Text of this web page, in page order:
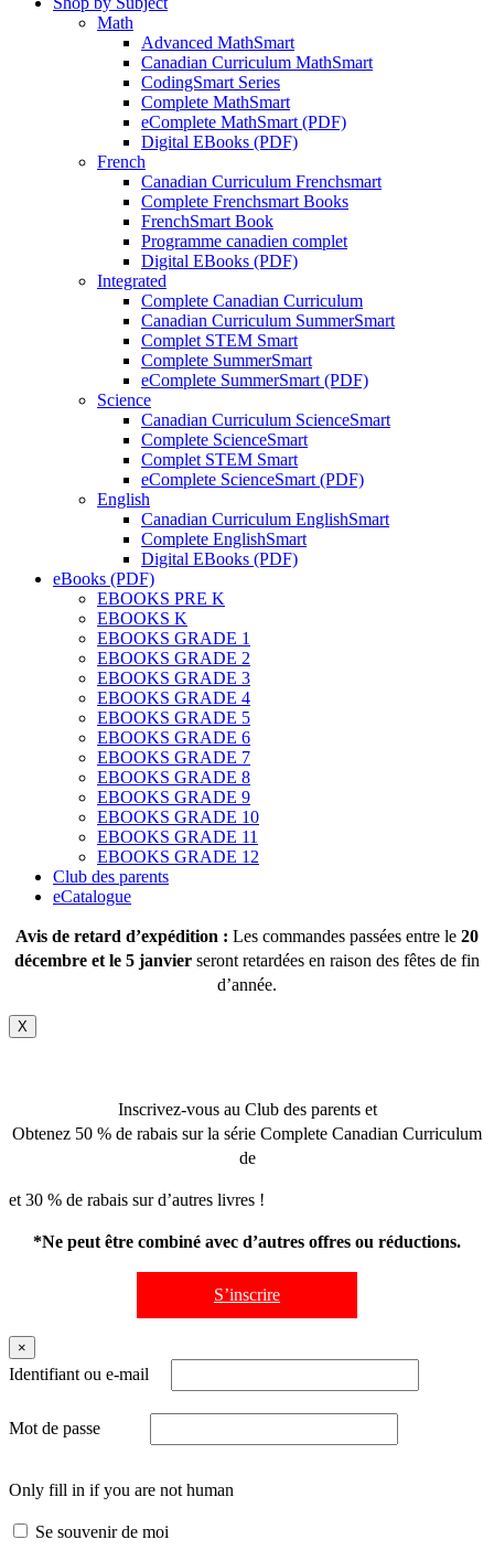
Math
Advanced MathSmart
Canadian Curriculum MathSmart
CodingSmart Series
Complete MathSmart
eComplete MathSmart (PDF)
Digital EBooks (PDF)
French
Canadian Curriculum Frenchsmart
Complete Frenchsmart Books
FrenchSmart Book
Programme canadien complet
Digital EBooks (PDF)
Integrated
Complete Canadian Curriculum
Canadian Curriculum SummerSmart
Complet STEM Smart
Complete SummerSmart
eComplete SummerSmart (PDF)
Science
Canadian Curriculum ScienceSmart
Complete ScienceSmart
Complet STEM Smart
eComplete ScienceSmart (PDF)
English
Canadian Curriculum EnglishSmart
Complete EnglishSmart
Digital EBooks (PDF)
eBooks (PDF)
EBOOKS PRE K
EBOOKS K
EBOOKS GRADE 1
EBOOKS GRADE 2
EBOOKS GRADE 3
EBOOKS GRADE 4
EBOOKS GRADE 5
EBOOKS GRADE 6
EBOOKS GRADE 7
EBOOKS GRADE 8
EBOOKS GRADE 9
EBOOKS GRADE 10
EBOOKS GRADE 11
EBOOKS GRADE 12
Club des parents
eCatalogue
Avis de retard d’expédition : Les commandes passées entre le 20
décembre et le 5 janvier seront retardées en raison des fêtes de fin
d’année.
X
Inscrivez-vous au Club des parents et
Obtenez 50 % de rabais sur la série Complete Canadian Curriculum
de
et 30 % de rabais sur d’autres livres !
*Ne peut être combiné avec d’autres offres ou réductions.
S’inscrire
×
Identifiant ou e-mail
Mot de passe
Only fill in if you are not human
Se souvenir de moi